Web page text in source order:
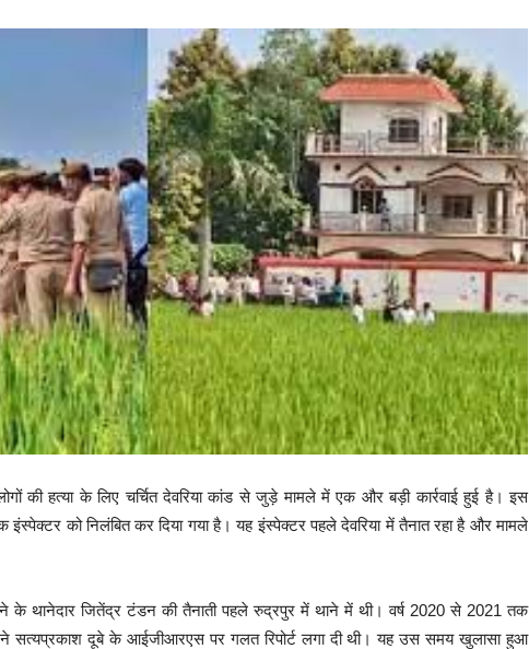
की हत्या के लिए चर्चित देवरिया कांड से जुड़े मामले में एक और बड़ी कार्रवाई हुई है। इस
को निलंबित कर दिया गया है। यह इंस्पेक्टर पहले देवरिया में तैनात रहा है और मामले
के थानेदार जितेंद्र टंडन की तैनाती पहले रुद्रपुर में थाने में थी। वर्ष 2020 से 2021 तक
सत्यप्रकाश दूबे के आईजीआरएस पर गलत रिपोर्ट लगा दी थी। यह उस समय खुलासा हुआ